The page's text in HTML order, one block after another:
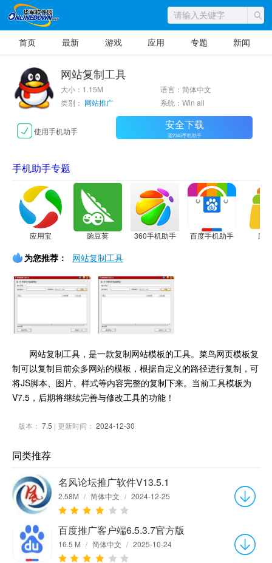
首页 最新 游戏 应用 专题 新闻
网站复制工具
大小：1.15M
语言：简体中文
类别： 网站推广 系统：Win all
使用手机助手 安全下载
需2345手机助手
手机助手专题
应用宝 豌豆荚 360手机助手 百度手机助手 应
为您推荐： 网站复制工具
网站复制工具，是一款复制网站模板的工具。菜鸟网页模板复
制可以复制目前众多网站的模板，根据自定义的路径进行复制，可
将JS脚本、图片、样式等内容完整的复制下来。当前工具模板为
V7.5，后期将继续完善与修改工具的功能！
版本： 7.5 | 更新时间： 2024-12-30
同类推荐
名风论坛推广软件V13.5.1
2.58M / 简体中文 / 2024-12-25
百度推广客户端6.5.3.7官方版
16.5 M / 简体中文 / 2025-10-24